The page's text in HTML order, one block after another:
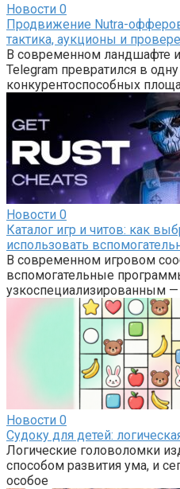
Новости 0
Продвижение Nutra-
тактика, аукционы и
В современном ландшафте
Telegram превратился в
конкурентоспособных
Новости 0
Каталог игр и читов: как
использовать
В современном игровом
вспомогательные
узкоспециализированным
Новости 0
Судоку для детей:
Логические головоломки
способом развития ума, и
особое